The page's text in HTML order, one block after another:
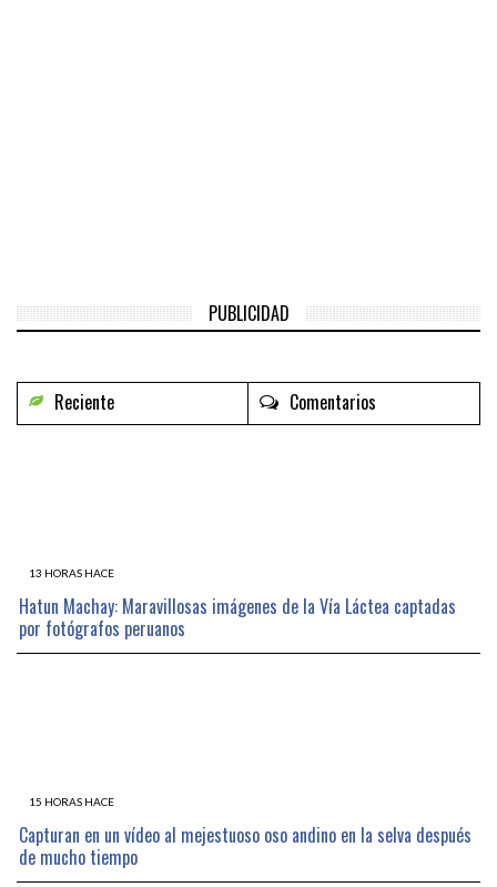
PUBLICIDAD
Reciente Comentarios
13 HORAS HACE
Hatun Machay: Maravillosas imágenes de la Vía Láctea captadas
por fotógrafos peruanos
15 HORAS HACE
Capturan en un vídeo al mejestuoso oso andino en la selva después
de mucho tiempo